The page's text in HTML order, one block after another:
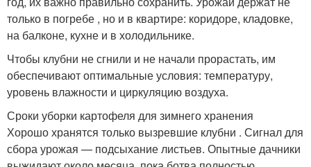
только в погребе , но и в квартире: коридоре, кладовке,
на балконе, кухне и в холодильнике.
Чтобы клубни не сгнили и не начали прорастать, им
обеспечивают оптимальные условия: температуру,
уровень влажности и циркуляцию воздуха.
Сроки уборки картофеля для зимнего хранения
Хорошо хранятся только вызревшие клубни . Сигнал для
сбора урожая — подсыхание листьев. Опытные дачники